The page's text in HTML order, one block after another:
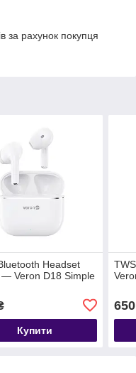
за рахунок покупця
Headset
— Veron D18 Simple
Купити
650